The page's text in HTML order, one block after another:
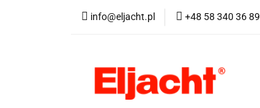
info@eljacht.pl +48 58 340 36 89
Kategorie